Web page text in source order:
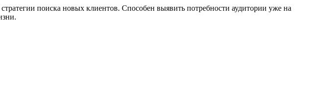
поиска новых клиентов. Способен выявить потребности аудитории уже на